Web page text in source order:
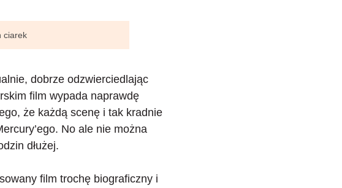
ciarek
dobrze odzwierciedlając
film wypada naprawdę
że każdą scenę i tak kradnie
No ale nie można
dłużej.
film trochę biograficzny i